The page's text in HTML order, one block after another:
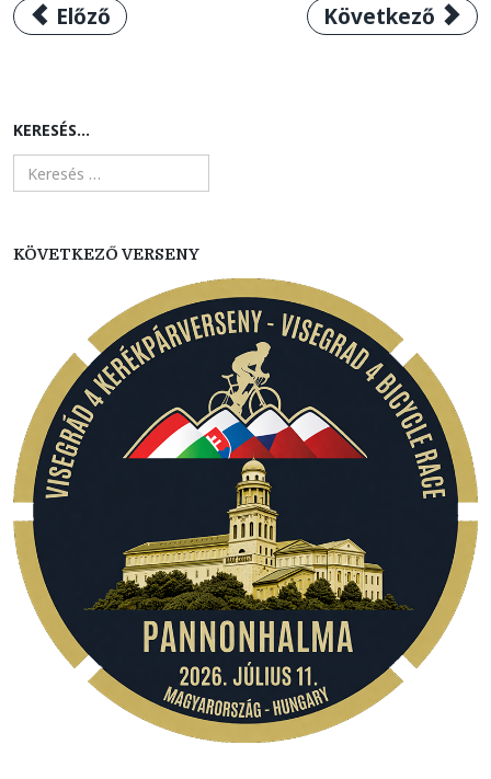
Előző cikk: A cseh Alois Kankovsky nyerte
Előző Következő
Következő
KERESÉS...
KÖVETKEZŐ VERSENY